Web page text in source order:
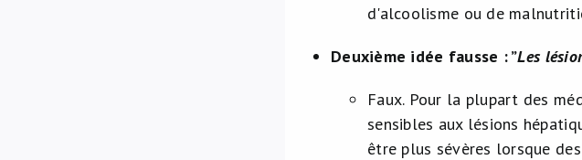
d'alcoolisme ou de
Deuxième idée fausse : ”Les
Faux. Pour la plupart des
sensibles aux lésions
être plus sévères lorsque